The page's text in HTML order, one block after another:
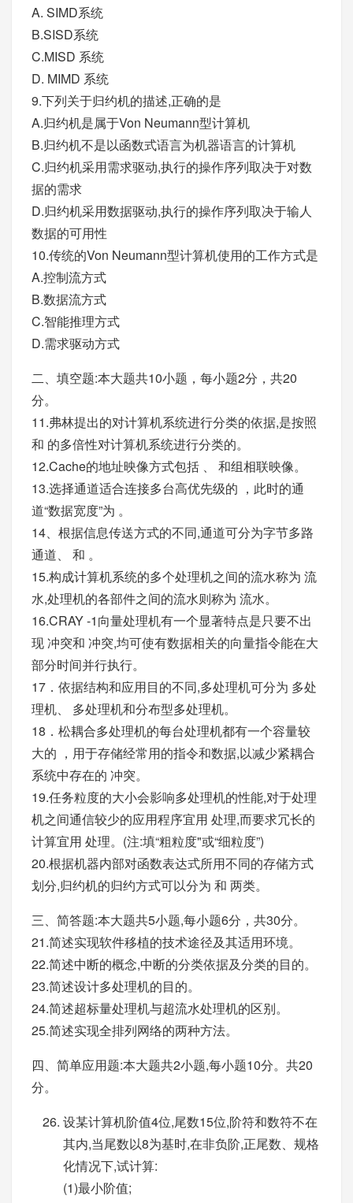
A. SIMD系统
B.SISD系统
C.MISD 系统
D. MIMD 系统
9.下列关于归约机的描述,正确的是
A.归约机是属于Von Neumann型计算机
B.归约机不是以函数式语言为机器语言的计算机
C.归约机采用需求驱动,执行的操作序列取决于对数
据的需求
D.归约机采用数据驱动,执行的操作序列取决于输人
数据的可用性
10.传统的Von Neumann型计算机使用的工作方式是
A.控制流方式
B.数据流方式
C.智能推理方式
D.需求驱动方式
二、填空题:本大题共10小题，每小题2分，共20
分。
11.弗林提出的对计算机系统进行分类的依据,是按照
和 的多倍性对计算机系统进行分类的。
12.Cache的地址映像方式包括 、 和组相联映像。
13.选择通道适合连接多台高优先级的 ，此时的通
道“数据宽度”为 。
14、根据信息传送方式的不同,通道可分为字节多路
通道、 和 。
15.构成计算机系统的多个处理机之间的流水称为 流
水,处理机的各部件之间的流水则称为 流水。
16.CRAY -1向量处理机有一个显著特点是只要不出
现 冲突和 冲突,均可使有数据相关的向量指令能在大
部分时间并行执行。
17．依据结构和应用目的不同,多处理机可分为 多处
理机、 多处理机和分布型多处理机。
18．松耦合多处理机的每台处理机都有一个容量较
大的 ，用于存储经常用的指令和数据,以减少紧耦合
系统中存在的 冲突。
19.任务粒度的大小会影响多处理机的性能,对于处理
机之间通信较少的应用程序宜用 处理,而要求冗长的
计算宜用 处理。(注:填“粗粒度"或“细粒度”)
20.根据机器内部对函数表达式所用不同的存储方式
划分,归约机的归约方式可以分为 和 两类。
三、简答题:本大题共5小题,每小题6分，共30分。
21.简述实现软件移植的技术途径及其适用环境。
22.简述中断的概念,中断的分类依据及分类的目的。
23.简述设计多处理机的目的。
24.简述超标量处理机与超流水处理机的区别。
25.简述实现全排列网络的两种方法。
四、简单应用题:本大题共2小题,每小题10分。共20
分。
设某计算机阶值4位,尾数15位,阶符和数符不在
其内,当尾数以8为基时,在非负阶,正尾数、规格
化情况下,试计算:
(1)最小阶值;